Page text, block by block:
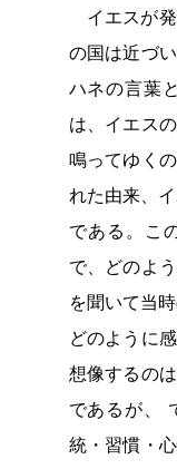
イエスが
の国は近づ
ハネの言葉
は、イエス
鳴ってゆく
れた由来、
である。こ
で、どのよ
を聞いて当
どのように
想像するの
であるが、
統・習慣・